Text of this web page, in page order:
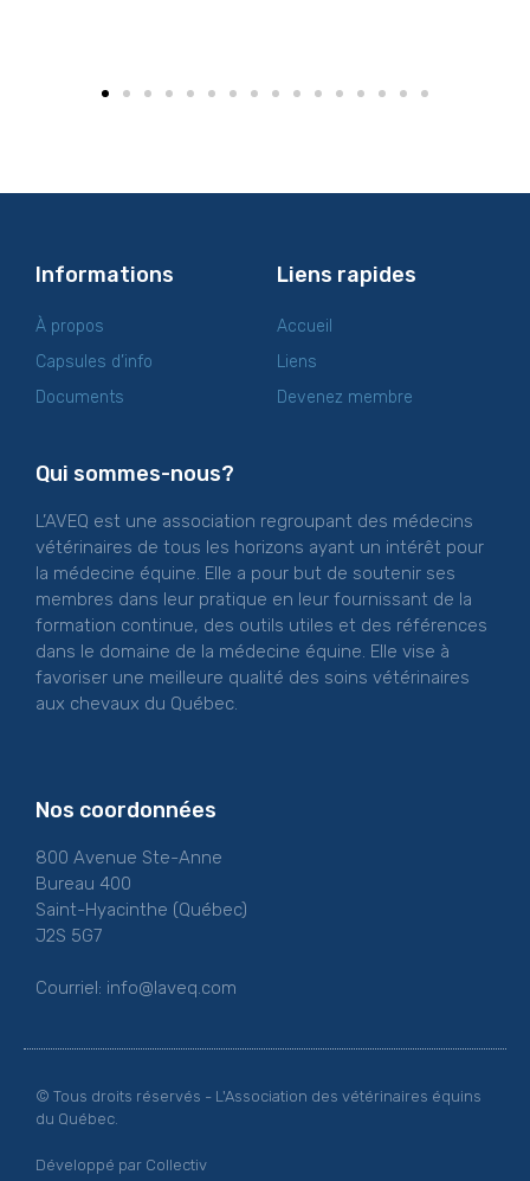
Informations
À propos
Capsules d’info
Documents
Liens rapides
Accueil
Liens
Devenez membre
Qui sommes-nous?
L’AVEQ est une association regroupant des médecins
vétérinaires de tous les horizons ayant un intérêt pour
la médecine équine. Elle a pour but de soutenir ses
membres dans leur pratique en leur fournissant de la
formation continue, des outils utiles et des références
dans le domaine de la médecine équine. Elle vise à
favoriser une meilleure qualité des soins vétérinaires
aux chevaux du Québec.
Nos coordonnées
800 Avenue Ste-Anne
Bureau 400
Saint-Hyacinthe (Québec)
J2S 5G7
Courriel: info@laveq.com
© Tous droits réservés - L'Association des vétérinaires équins
du Québec.
Développé par Collectiv